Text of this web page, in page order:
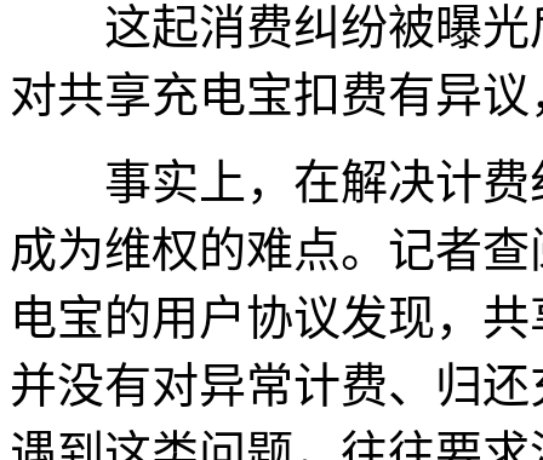
这起消费纠纷被曝光
对共享充电宝扣费有异
事实上，在解决计费
成为维权的难点。记者
电宝的用户协议发现，
并没有对异常计费、归